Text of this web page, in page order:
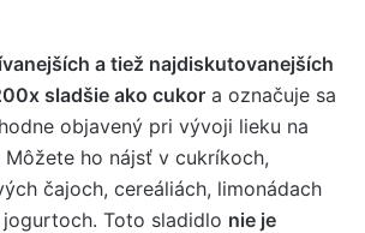
a tiež najdiskutovanejších
sladšie ako cukor a označuje sa
objavený pri vývoji lieku na
Môžete ho nájsť v cukríkoch,
čajoch, cereáliách, limonádach
Toto sladidlo nie je